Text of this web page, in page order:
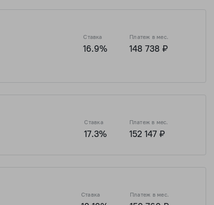
Ставка
16.9%
Платеж в мес.
148 738 ₽
Ставка
17.3%
Платеж в мес.
152 147 ₽
Ставка Платеж в мес.